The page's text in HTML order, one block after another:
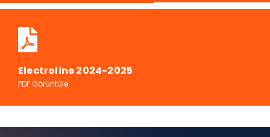
Electroline 2024-2025
PDF Görüntüle